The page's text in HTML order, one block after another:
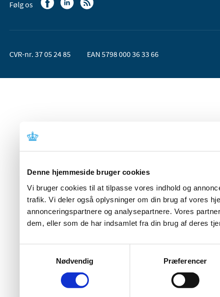
Denne hjemmeside bruger cookies
Vi bruger cookies til at tilpasse vores indhold og
trafik. Vi deler også oplysninger om din brug af vores
annonceringspartnere og analysepartnere. Vores
dem, eller som de har indsamlet fra din brug af deres
Nødvendig
Præferencer
Følg os
CVR-nr. 37 05 24 85 EAN 5798 000 36 33 66